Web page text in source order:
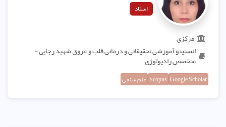
استاد
مرکزی
انستیتو آموزشی تحقیقاتی و درمانی قلب و عروق شهید رجایی -
متخصص رادیولوژی
Google Scholar
Scopus علم سنجی